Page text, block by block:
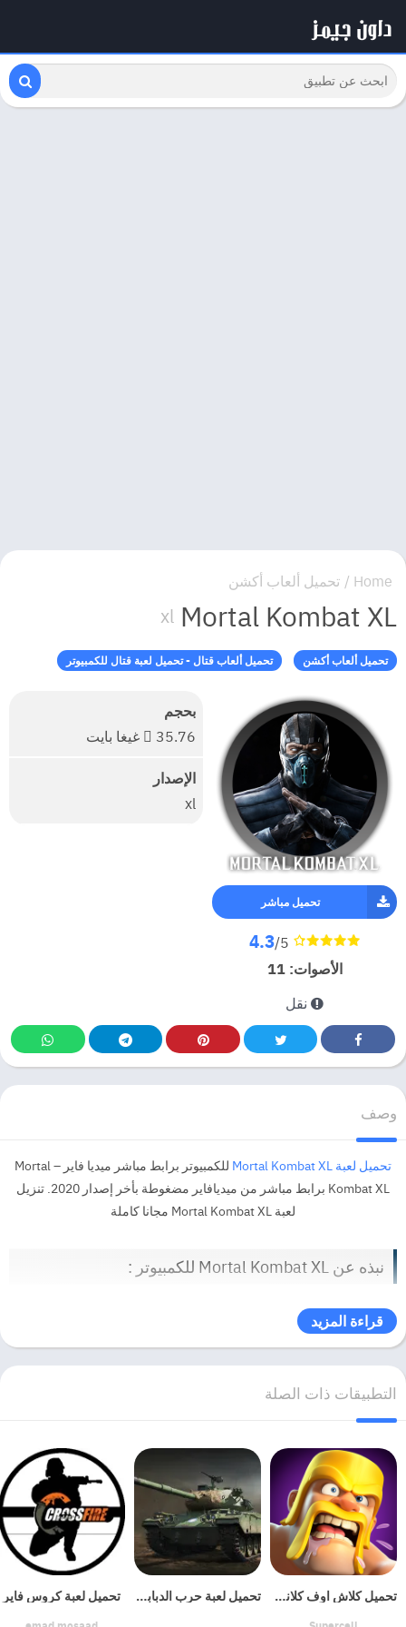
Home
/ تحميل ألعاب أكشن
Mortal Kombat XL
xl
تحميل ألعاب أكشن تحميل ألعاب قتال - تحميل لعبة قتال للكمبيوتر
تحميل مباشر
4.3/5
الأصوات:11
نقل
بحجم
 35.76 غيغا بايت
الإصدار
xl
وصف
تحميل لعبة Mortal Kombat XL
للكمبيوتر برابط مباشر ميديا فاير – Mortal
Kombat XL برابط مباشر من ميديافاير مضغوطة بأخر إصدار 2020. تنزيل
لعبة Mortal Kombat XL مجانا كاملة
نبذه عن Mortal Kombat XL للكمبيوتر :
Kombat X بين العرض السينمائي الذي لا مثيل له مع جميع أساليب اللعب
الجديدة. لأول مرة ، يمكن للاعبين الاختيار من بين أشكال متعددة لكل شخصية
تؤثر على كل من الإستراتيجية وأسلوب القتال.
قراءة المزيد
التطبيقات ذات الصلة
تحميل كلاش اوف كلانس للكمبيوتر تحميل لعبة حرب الدبابات تحميل لعبة كروس فاير